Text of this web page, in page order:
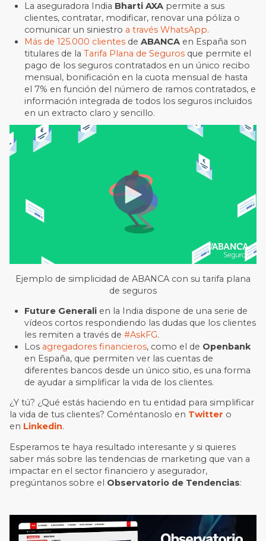
La aseguradora India Bharti AXA permite a sus
clientes, contratar, modificar, renovar una póliza o
comunicar un siniestro a través WhatsApp.
Más de 125.000 clientes deABANCA en España son
titulares de laTarifa Plana de Seguros que permite el
pago de los seguros contratados en un único recibo
mensual, bonificación en la cuota mensual de hasta
el 7% en función del número de ramos contratados, e
información integrada de todos los seguros incluidos
en un extracto claro y sencillo.
Ejemplo de simplicidad de ABANCA con su tarifa plana
de seguros
Future Generali en la India dispone de una serie de
vídeos cortos respondiendo las dudas que los clientes
les remiten a través de#AskFG.
Los agregadores financieros, como el de Openbank
en España, que permiten ver las cuentas de
diferentes bancos desde un único sitio, es una forma
de ayudar a simplificar la vida de los clientes.
¿Y tú? ¿Qué estás haciendo en tu entidad para simplificar
la vida de tus clientes? Coméntanoslo en Twitter o
en Linkedin.
Esperamos te haya resultado interesante y si quieres
saber más sobre las tendencias de marketing que van a
impactar en el sector financiero y asegurador,
pregúntanos sobre el Observatorio de Tendencias: